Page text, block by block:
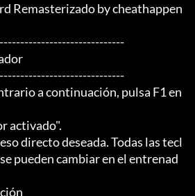
Remasterizado by cheathappen
a continuación, pulsa F1 en
activado".
directo deseada. Todas las tecl
pueden cambiar en el entrenad